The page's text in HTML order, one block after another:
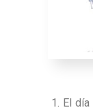
1. El